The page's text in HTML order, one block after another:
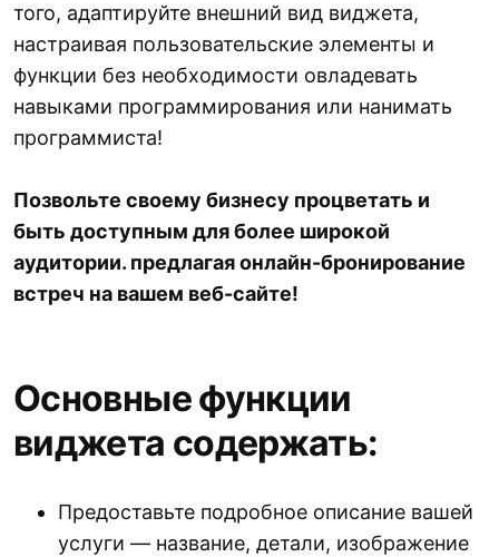
того, адаптируйте внешний вид виджета,
настраивая пользовательские элементы и
функции без необходимости овладевать
навыками программирования или нанимать
программиста!
Позвольте своему бизнесу процветать и
быть доступным для более широкой
аудитории. предлагая онлайн-бронирование
встреч на вашем веб-сайте!
Основные функции
виджета содержать:
Предоставьте подробное описание вашей
услуги — название, детали, изображение